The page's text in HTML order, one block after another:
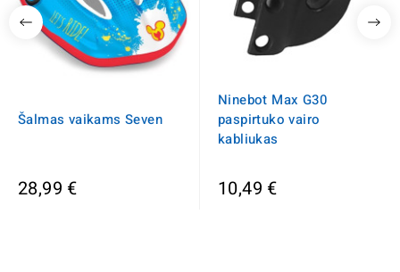
Šalmas vaikams Seven
28,99 €
Ninebot Max G30
paspirtuko vairo
kabliukas
10,49 €